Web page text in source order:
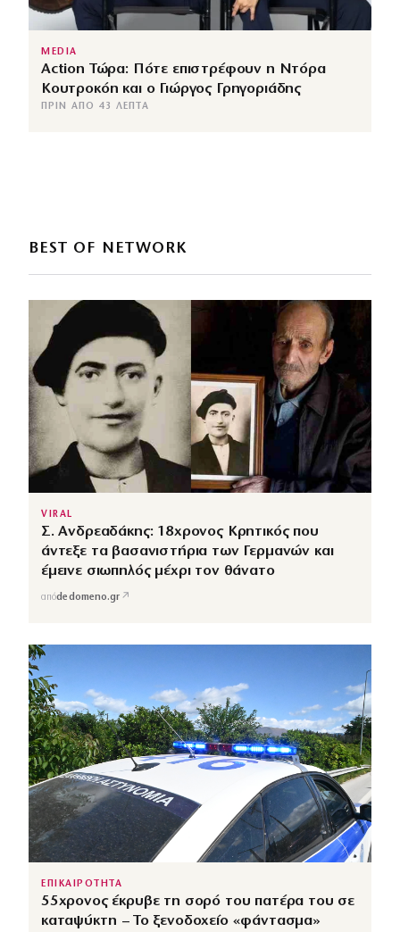
MEDIA
Action Τώρα: Πότε επιστρέφουν η Ντόρα
Κουτροκόη και ο Γιώργος Γρηγοριάδης
ΠΡΙΝ ΑΠΌ 43 ΛΕΠΤΆ
BEST OF NETWORK
VIRAL
Σ. Ανδρεαδάκης: 18χρονος Κρητικός που
άντεξε τα βασανιστήρια των Γερμανών και
έμεινε σιωπηλός μέχρι τον θάνατο
απόdedomeno.gr ↗
ΕΠΙΚΑΙΡΟΤΗΤΑ
55χρονος έκρυβε τη σορό του πατέρα του σε
καταψύκτη – Το ξενοδοχείο «φάντασμα»